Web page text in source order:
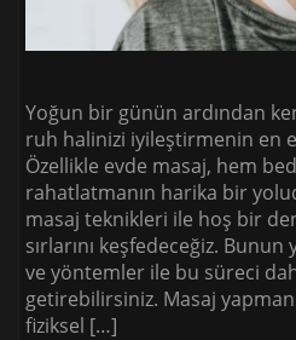
Yoğun bir günün ardından
ruh halinizi iyileştirmenin en
Özellikle evde masaj, hem
rahatlatmanın harika bir
masaj teknikleri ile hoş bir
sırlarını keşfedeceğiz. Bunun
ve yöntemler ile bu süreci
getirebilirsiniz. Masaj
fiziksel […]